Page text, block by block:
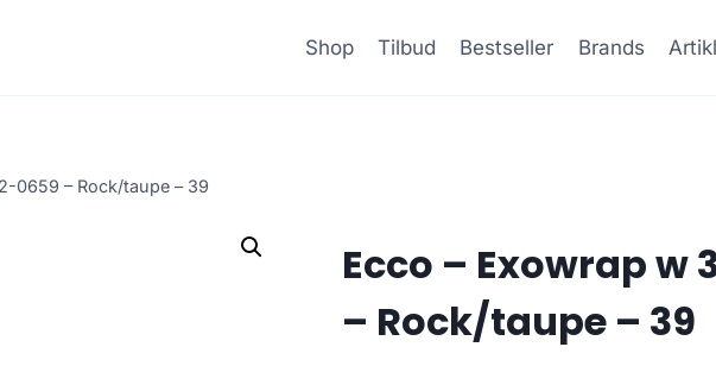
Shop Tilbud Bestseller Brands
0659 – Rock/taupe – 39
Ecco – Exowrap w
– Rock/taupe – 39